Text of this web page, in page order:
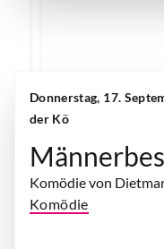
Donnerstag, 17.
der Kö
Komödie von
Komödie